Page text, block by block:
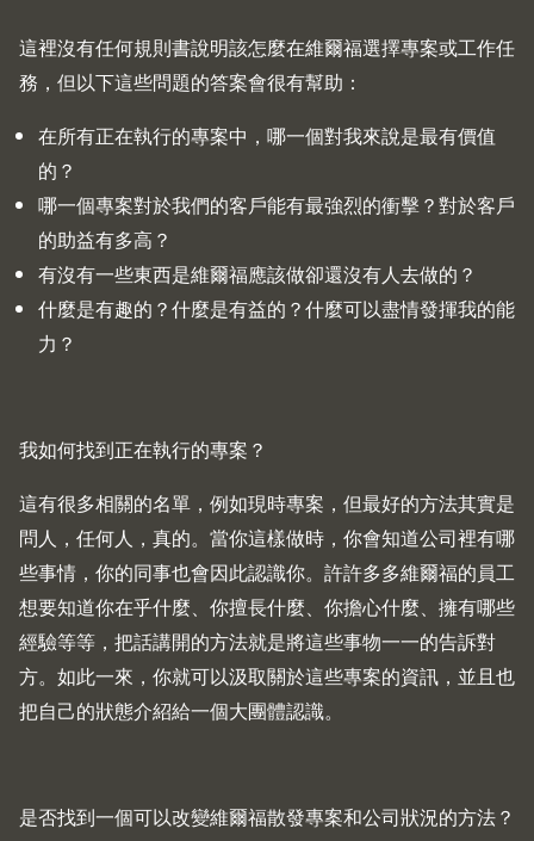
這裡沒有任何規則書說明該怎麼在維爾福選擇專案或工作任
務，但以下這些問題的答案會很有幫助：
在所有正在執行的專案中，哪一個對我來說是最有價值
的？
哪一個專案對於我們的客戶能有最強烈的衝擊？對於客戶
的助益有多高？
有沒有一些東西是維爾福應該做卻還沒有人去做的？
什麼是有趣的？什麼是有益的？什麼可以盡情發揮我的能
力？
我如何找到正在執行的專案？
這有很多相關的名單，例如現時專案，但最好的方法其實是
問人，任何人，真的。當你這樣做時，你會知道公司裡有哪
些事情，你的同事也會因此認識你。許許多多維爾福的員工
想要知道你在乎什麼、你擅長什麼、你擔心什麼、擁有哪些
經驗等等，把話講開的方法就是將這些事物一一的告訴對
方。如此一來，你就可以汲取關於這些專案的資訊，並且也
把自己的狀態介紹給一個大團體認識。
是否找到一個可以改變維爾福散發專案和公司狀況的方法？